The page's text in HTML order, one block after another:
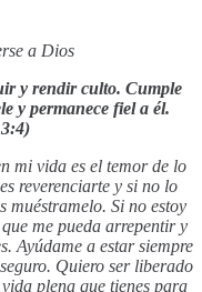
a Dios
y rendir culto. Cumple
y permanece fiel a él.
mi vida es el temor de lo
reverenciarte y si no lo
muéstramelo. Si no estoy
me pueda arrepentir y
Ayúdame a estar siempre
Quiero ser liberado
plena que tienes para